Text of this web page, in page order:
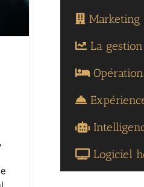
La
Logiciel